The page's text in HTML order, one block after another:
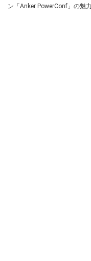
ン「Anker PowerConf」の魅
のレビューなどもご紹介し